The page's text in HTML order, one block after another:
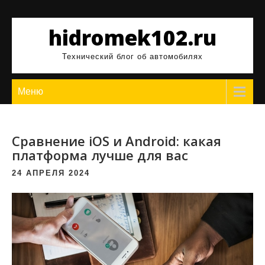
содержимомуhidromek102.ru
Технический блог об автомобилях
Меню
Сравнение iOS и Android: какая
платформа лучше для вас
24 АПРЕЛЯ 2024